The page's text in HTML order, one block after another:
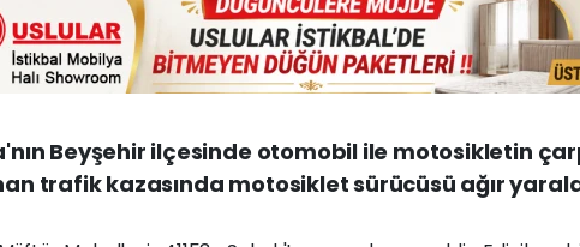
Beyşehir ilçesinde otomobil ile motosikletin
trafik kazasında motosiklet sürücüsü ağır